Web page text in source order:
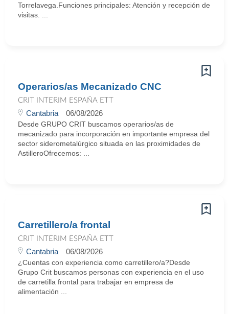
Torrelavega.Funciones principales: Atención y recepción de
visitas. ...
Operarios/as Mecanizado CNC
CRIT INTERIM ESPAÑA ETT
Cantabria 06/08/2026
Desde GRUPO CRIT buscamos operarios/as de
mecanizado para incorporación en importante empresa del
sector siderometalúrgico situada en las proximidades de
AstilleroOfrecemos: ...
Carretillero/a frontal
CRIT INTERIM ESPAÑA ETT
Cantabria 06/08/2026
¿Cuentas con experiencia como carretillero/a?Desde
Grupo Crit buscamos personas con experiencia en el uso
de carretilla frontal para trabajar en empresa de
alimentación ...